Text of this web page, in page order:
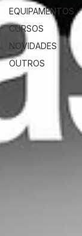
EQUIPAMENTOS
CURSOS
NOVIDADES
OUTROS